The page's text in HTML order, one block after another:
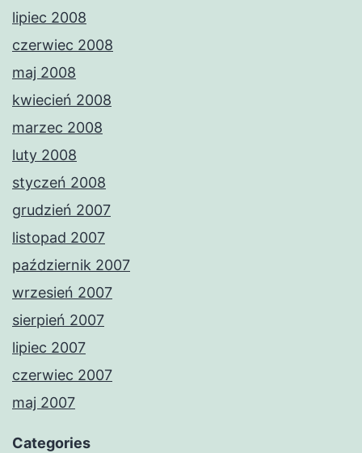
lipiec 2008
czerwiec 2008
maj 2008
kwiecień 2008
marzec 2008
luty 2008
styczeń 2008
grudzień 2007
listopad 2007
październik 2007
wrzesień 2007
sierpień 2007
lipiec 2007
czerwiec 2007
maj 2007
Categories